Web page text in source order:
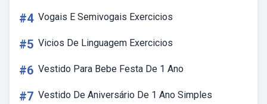
#4 Vogais E Semivogais Exercicios
#5 Vicios De Linguagem Exercicios
#6 Vestido Para Bebe Festa De 1 Ano
#7 Vestido De Aniversário De 1 Ano Simples